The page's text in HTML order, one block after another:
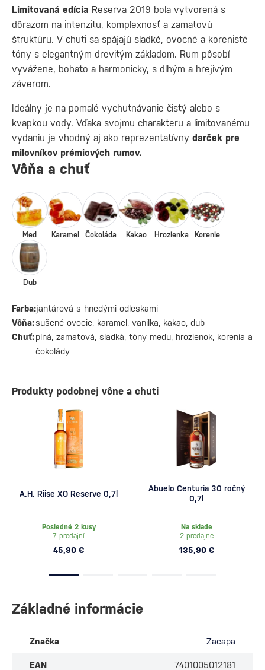
Limitovaná edícia Reserva 2019 bola vytvorená s
dôrazom na intenzitu, komplexnosť a zamatovú
štruktúru. V chuti sa spájajú sladké, ovocné a korenisté
tóny s elegantným drevitým základom. Rum pôsobí
vyvážene, bohato a harmonicky, s dlhým a hrejivým
záverom.
Ideálny je na pomalé vychutnávanie čistý alebo s
kvapkou vody. Vďaka svojmu charakteru a limitovanému
vydaniu je vhodný aj ako reprezentatívny darček pre
milovníkov prémiových rumov.
Vôňa a chuť
Farba:jantárová s hnedými odleskami
Vôňa:sušené ovocie, karamel, vanilka, kakao, dub
Chuť:plná, zamatová, sladká, tóny medu, hrozienok, korenia a
čokolády
Med Karamel Čokoláda Kakao Hrozienka Korenie
Dub
Produkty podobnej vône a chuti
A.H. Riise XO Reserve 0,7l
Posledné 2 kusy
7 predajní
45,90 €
Abuelo Centuria 30 ročný
0,7l
Na sklade
2 predajne
135,90 €
Základné informácie
Značka Zacapa
EAN 7401005012181